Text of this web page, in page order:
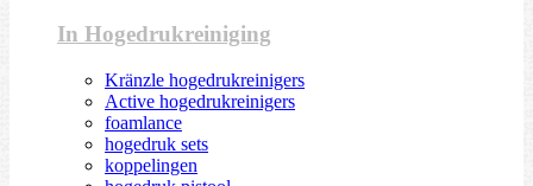
In Hogedrukreiniging
Kränzle hogedrukreinigers
Active hogedrukreinigers
foamlance
hogedruk sets
koppelingen